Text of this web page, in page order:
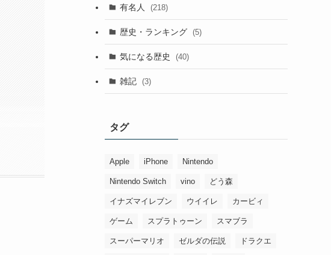
有名人 (218)
歴史・ランキング (5)
気になる歴史 (40)
雑記 (3)
タグ
Apple iPhone Nintendo
Nintendo Switch vino どう森
イナズマイレブン ウイイレ カービィ
ゲーム スプラトゥーン スマブラ
スーパーマリオ ゼルダの伝説 ドラクエ